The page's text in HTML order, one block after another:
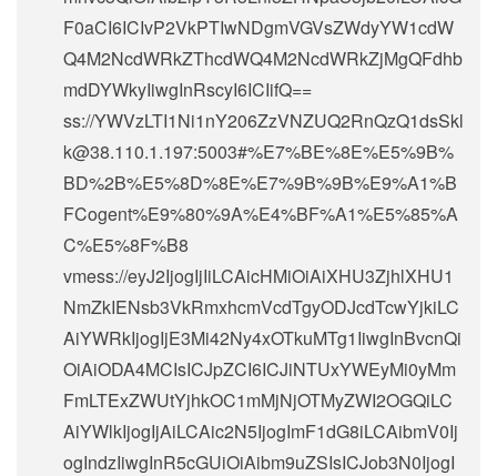
F0aCI6ICIvP2VkPTIwNDgmVGVsZWdyYW1cdW
Q4M2NcdWRkZThcdWQ4M2NcdWRkZjMgQFdhb
mdDYWkyIiwgInRscyI6ICIifQ==
ss://YWVzLTI1Ni1nY206ZzVNZUQ2RnQzQ1dsSkl
k@38.110.1.197:5003#%E7%BE%8E%E5%9B%
BD%2B%E5%8D%8E%E7%9B%9B%E9%A1%B
FCogent%E9%80%9A%E4%BF%A1%E5%85%A
C%E5%8F%B8
vmess://eyJ2IjogIjIiLCAicHMiOiAiXHU3ZjhlXHU1
NmZkIENsb3VkRmxhcmVcdTgyODJcdTcwYjkiLC
AiYWRkIjogIjE3Mi42Ny4xOTkuMTg1IiwgInBvcnQi
OiAiODA4MCIsICJpZCI6ICJiNTUxYWEyMi0yMm
FmLTExZWUtYjhkOC1mMjNjOTMyZWI2OGQiLC
AiYWlkIjogIjAiLCAic2N5IjogImF1dG8iLCAibmV0Ij
ogIndzIiwgInR5cGUiOiAibm9uZSIsICJob3N0IjogI